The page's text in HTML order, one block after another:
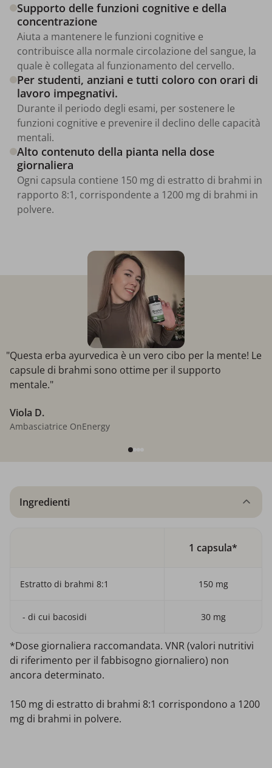
Supporto delle funzioni cognitive e della
concentrazione
Aiuta a mantenere le funzioni cognitive e
contribuisce alla normale circolazione del sangue, la
quale è collegata al funzionamento del cervello.
Per studenti, anziani e tutti coloro con orari di
lavoro impegnativi.
Durante il periodo degli esami, per sostenere le
funzioni cognitive e prevenire il declino delle capacità
mentali.
Alto contenuto della pianta nella dose
giornaliera
Ogni capsula contiene 150 mg di estratto di brahmi in
rapporto 8:1, corrispondente a 1200 mg di brahmi in
polvere.
"Questa erba ayurvedica è un vero cibo per la mente! Le
capsule di brahmi sono ottime per il supporto
mentale."
Viola D.
Ambasciatrice OnEnergy
Ingredienti
1 capsula*
Estratto di brahmi 8:1 150 mg
- di cui bacosidi 30 mg
*Dose giornaliera raccomandata. VNR (valori nutritivi
di riferimento per il fabbisogno giornaliero) non
ancora determinato.
150 mg di estratto di brahmi 8:1 corrispondono a 1200
mg di brahmi in polvere.